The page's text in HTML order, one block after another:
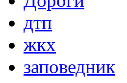
дтп
жкх
заповедник